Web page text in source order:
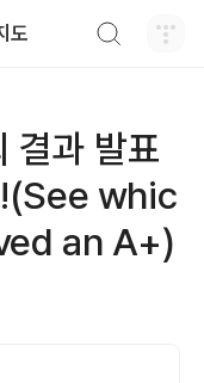
도
결과 발표
whic
an A+)